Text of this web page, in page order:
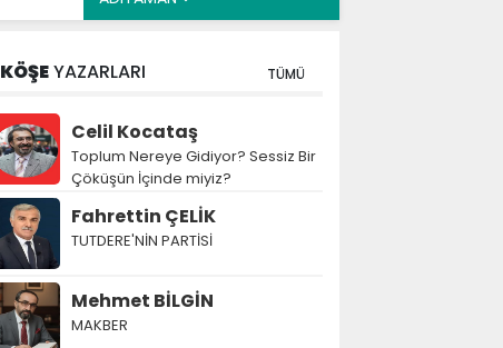
KÖŞEYAZARLARI TÜMÜ
Celil Kocataş
Toplum Nereye Gidiyor? Sessiz Bir
Çöküşün İçinde miyiz?
Fahrettin ÇELİK
TUTDERE'NİN PARTİSİ
Mehmet BİLGİN
MAKBER